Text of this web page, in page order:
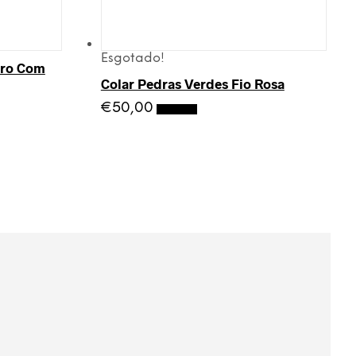
Com
Esgotado!
Colar Pedras Verdes Fio Rosa
€50,00